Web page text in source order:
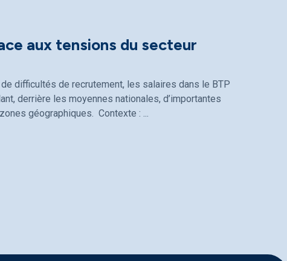
aux tensions du secteur
difficultés de recrutement, les salaires dans le BTP
derrière les moyennes nationales, d’importantes
géographiques. Contexte :